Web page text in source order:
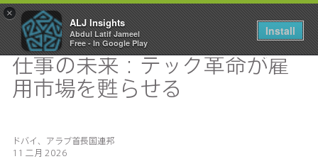
×
ALJ Insights
Abdul Latif Jameel
Free - In Google Play
Install
Toggle
navigation
仕事の未来：テック革命が雇
用市場を甦らせる
ドバイ、アラブ首長国連邦
11 二月 2026